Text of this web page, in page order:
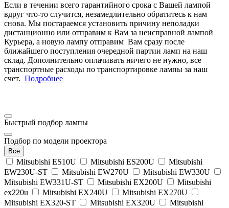
Если в течении всего гарантийного срока с Вашей лампой
вдруг что-то случится, незамедлительно обратитесь к нам
снова. Мы постараемся установить причину неполадки
дистанционно или отправим к Вам за неисправной лампой
Курьера, а новую лампу отправим Вам сразу после
ближайшего поступления очередной партии ламп на наш
склад. Дополнительно оплачивать ничего не нужно, все
транспортные расходы по транспортировке лампы за наш
счет. Подробнее
Быстрый подбор лампы
Подбор по модели проектора
Все
Mitsubishi ES10U Mitsubishi ES200U
Mitsubishi
EW230U-ST
Mitsubishi EW270U
Mitsubishi EW330U
Mitsubishi EW331U-ST
Mitsubishi EX200U
Mitsubishi
ex220u
Mitsubishi EX240U
Mitsubishi EX270U
Mitsubishi EX320-ST
Mitsubishi EX320U
Mitsubishi